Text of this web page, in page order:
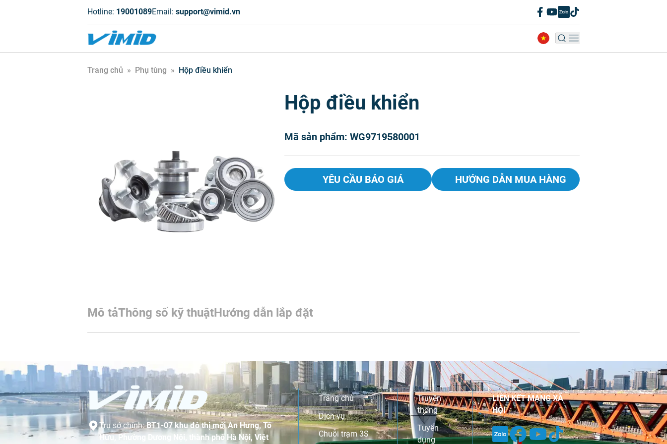
Hotline: 19001089Email: support@vimid.vn
Trang chủ » Phụ tùng » Hộp điều khiển
Hộp điều khiển
Mã sản phẩm: WG9719580001
YÊU CẦU BÁO GIÁ HƯỚNG DẪN MUA HÀNG
Mô tảThông số kỹ thuậtHướng dẫn lắp đặt
Trụ sở chính:BT1-07 khu đô thị mới An Hưng, Tố
Hữu, Phường Dương Nội, thành phố Hà Nội, Việt
Trang chủ
Dịch vụ
Chuỗi trạm 3S
Truyền
thông
Tuyển
dụng
LIÊN KẾT MẠNG XÃ
HỘI